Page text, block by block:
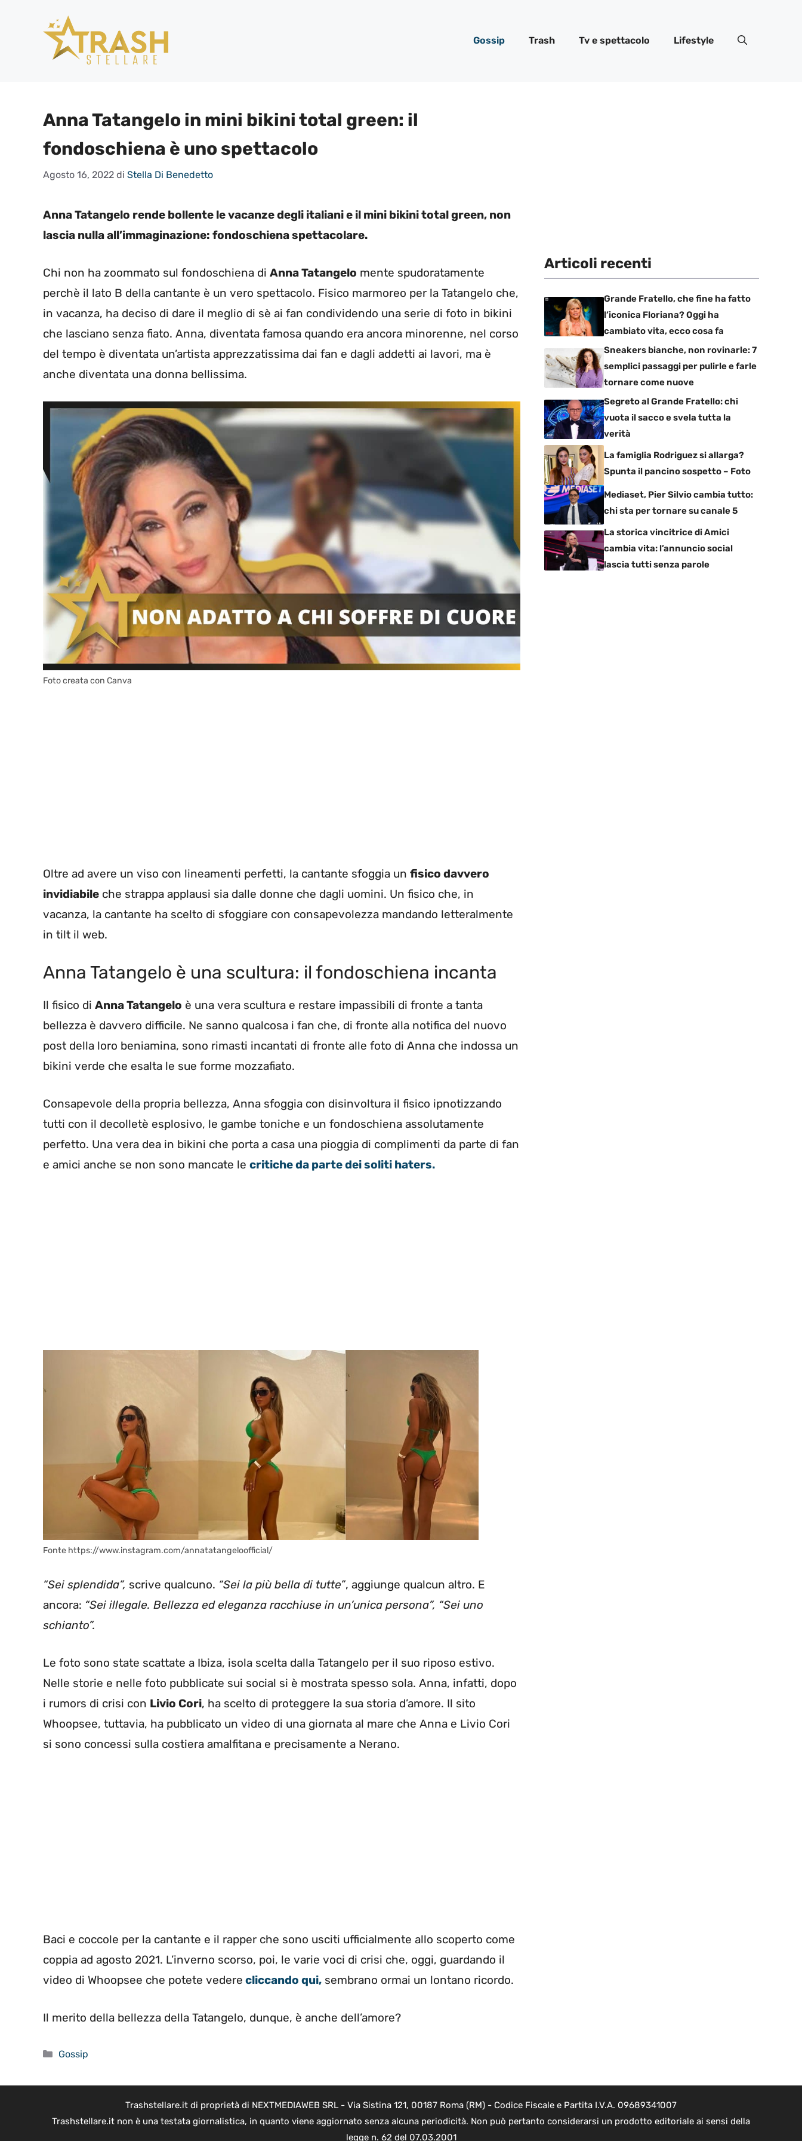
Gossip Trash Tv e spettacolo Lifestyle
Anna Tatangelo in mini bikini total green: il
fondoschiena è uno spettacolo
Agosto 16, 2022 di Stella Di Benedetto
Anna Tatangelo rende bollente le vacanze degli italiani e il mini bikini total green, non
lascia nulla all’immaginazione: fondoschiena spettacolare.
Chi non ha zoommato sul fondoschiena di Anna Tatangelo mente spudoratamente
perchè il lato B della cantante è un vero spettacolo. Fisico marmoreo per la Tatangelo che,
in vacanza, ha deciso di dare il meglio di sè ai fan condividendo una serie di foto in bikini
che lasciano senza fiato. Anna, diventata famosa quando era ancora minorenne, nel corso
del tempo è diventata un’artista apprezzatissima dai fan e dagli addetti ai lavori, ma è
anche diventata una donna bellissima.
Foto creata con Canva
Oltre ad avere un viso con lineamenti perfetti, la cantante sfoggia un fisico davvero
invidiabile che strappa applausi sia dalle donne che dagli uomini. Un fisico che, in
vacanza, la cantante ha scelto di sfoggiare con consapevolezza mandando letteralmente
in tilt il web.
Anna Tatangelo è una scultura: il fondoschiena incanta
Il fisico di Anna Tatangelo è una vera scultura e restare impassibili di fronte a tanta
bellezza è davvero difficile. Ne sanno qualcosa i fan che, di fronte alla notifica del nuovo
post della loro beniamina, sono rimasti incantati di fronte alle foto di Anna che indossa un
bikini verde che esalta le sue forme mozzafiato.
Consapevole della propria bellezza, Anna sfoggia con disinvoltura il fisico ipnotizzando
tutti con il decolletè esplosivo, le gambe toniche e un fondoschiena assolutamente
perfetto. Una vera dea in bikini che porta a casa una pioggia di complimenti da parte di fan
e amici anche se non sono mancate le critiche da parte dei soliti haters.
Fonte https://www.instagram.com/annatatangeloofficial/
“Sei splendida”, scrive qualcuno. “Sei la più bella di tutte”, aggiunge qualcun altro. E
ancora: “Sei illegale. Bellezza ed eleganza racchiuse in un’unica persona”, “Sei uno
schianto”.
Le foto sono state scattate a Ibiza, isola scelta dalla Tatangelo per il suo riposo estivo.
Nelle storie e nelle foto pubblicate sui social si è mostrata spesso sola. Anna, infatti, dopo
i rumors di crisi con Livio Cori, ha scelto di proteggere la sua storia d’amore. Il sito
Whoopsee, tuttavia, ha pubblicato un video di una giornata al mare che Anna e Livio Cori
si sono concessi sulla costiera amalfitana e precisamente a Nerano.
Baci e coccole per la cantante e il rapper che sono usciti ufficialmente allo scoperto come
coppia ad agosto 2021. L’inverno scorso, poi, le varie voci di crisi che, oggi, guardando il
video di Whoopsee che potete vedere cliccando qui, sembrano ormai un lontano ricordo.
Il merito della bellezza della Tatangelo, dunque, è anche dell’amore?
Categorie
Gossip
Articoli recenti
Grande Fratello, che fine ha fatto
l’iconica Floriana? Oggi ha
cambiato vita, ecco cosa fa
Sneakers bianche, non rovinarle: 7
semplici passaggi per pulirle e farle
tornare come nuove
Segreto al Grande Fratello: chi
vuota il sacco e svela tutta la
verità
La famiglia Rodriguez si allarga?
Spunta il pancino sospetto – Foto
Mediaset, Pier Silvio cambia tutto:
chi sta per tornare su canale 5
La storica vincitrice di Amici
cambia vita: l’annuncio social
lascia tutti senza parole
Trashstellare.it di proprietà di NEXTMEDIAWEB SRL - Via Sistina 121, 00187 Roma (RM) - Codice Fiscale e Partita I.V.A. 09689341007
Trashstellare.it non è una testata giornalistica, in quanto viene aggiornato senza alcuna periodicità. Non può pertanto considerarsi un prodotto editoriale ai sensi della
legge n. 62 del 07.03.2001